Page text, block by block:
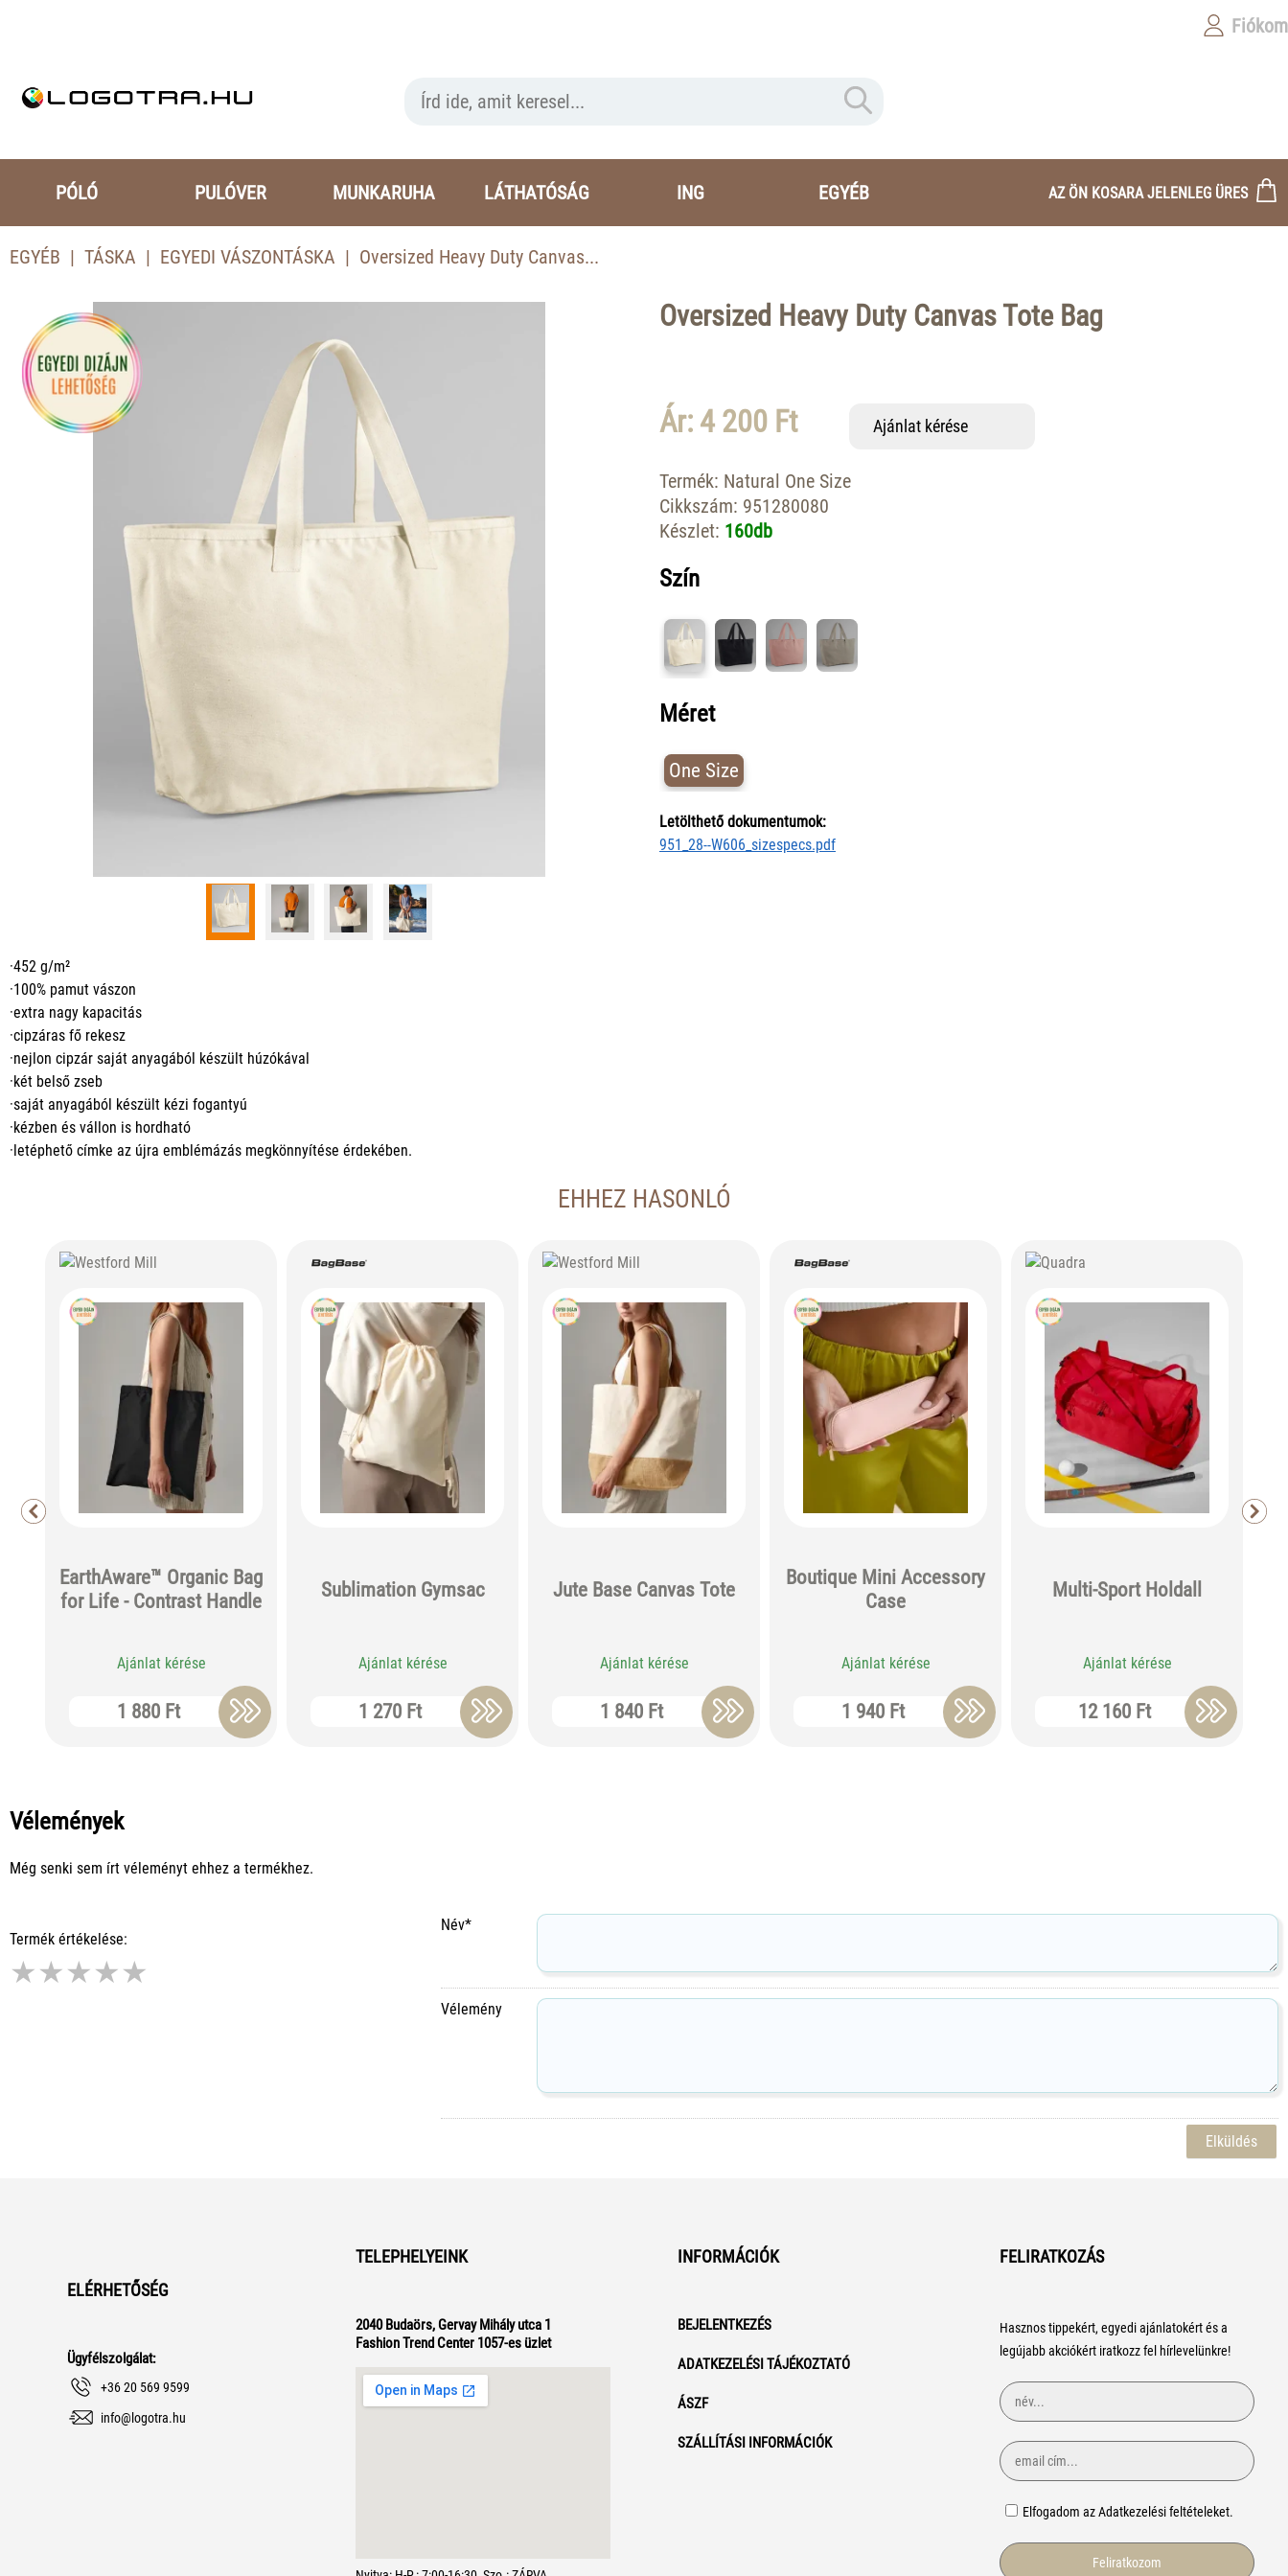
Fiókom
PÓLÓ PULÓVER MUNKARUHA LÁTHATÓSÁG ING EGYÉB AZ ÖN KOSARA JELENLEG ÜRES
EGYÉB TÁSKA EGYEDI VÁSZONTÁSKA Oversized Heavy Duty Canvas...
Oversized Heavy Duty Canvas Tote Bag
Ár: 4 200 Ft Ajánlat kérése
Termék: Natural One Size
Cikkszám: 951280080
Készlet: 160db
Szín
Méret
One Size
Letölthető dokumentumok:
951_28--W606_sizespecs.pdf
·452 g/m²
·100% pamut vászon
·extra nagy kapacitás
·cipzáras fő rekesz
·nejlon cipzár saját anyagából készült húzókával
·két belső zseb
·saját anyagából készült kézi fogantyú
·kézben és vállon is hordható
·letéphető címke az újra emblémázás megkönnyítése érdekében.
EHHEZ HASONLÓ
EarthAware™ Organic Bag
for Life - Contrast Handle
Ajánlat kérése
1 880 Ft
Sublimation Gymsac
Ajánlat kérése
1 270 Ft
Jute Base Canvas Tote
Ajánlat kérése
1 840 Ft
Boutique Mini Accessory
Case
Ajánlat kérése
1 940 Ft
Multi-Sport Holdall
Ajánlat kérése
12 160 Ft
Vélemények
Még senki sem írt véleményt ehhez a termékhez.
Termék értékelése:
★★★★★
Név*
Vélemény
ELÉRHETŐSÉG
Ügyfélszolgálat:
+36 20 569 9599
info@logotra.hu
TELEPHELYEINK
2040 Budaörs, Gervay Mihály utca 1
Fashion Trend Center 1057-es üzlet
INFORMÁCIÓK
BEJELENTKEZÉS
ADATKEZELÉSI TÁJÉKOZTATÓ
ÁSZF
SZÁLLÍTÁSI INFORMÁCIÓK
FELIRATKOZÁS
Hasznos tippekért, egyedi ajánlatokért és a
legújabb akciókért iratkozz fel hírlevelünkre!
Elfogadom az Adatkezelési feltételeket.